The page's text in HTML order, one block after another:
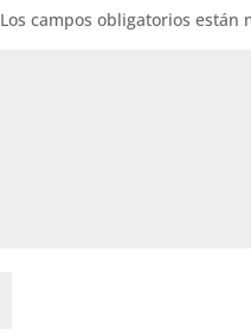
Los campos obligatorios están